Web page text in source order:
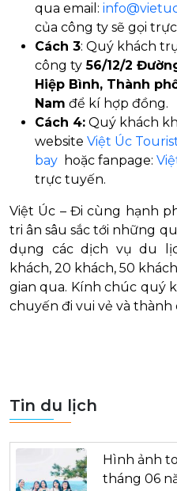
qua email:
của công ty sẽ gọi
Cách 3: Quý khách
công ty 56/12/2
Hiệp Bình, Thành
Nam để kí hợp đồng.
Cách 4: Quý khách
website Việt Úc
bay hoặc fanpage:
trực tuyến.
Việt Úc – Đi cùng hạnh
tri ân sâu sắc tới những
dụng các dịch vụ du
khách, 20 khách, 50
gian qua. Kính chúc quý
chuyến đi vui vẻ và thành
Tin du lịch
Hình ảnh
tháng 06